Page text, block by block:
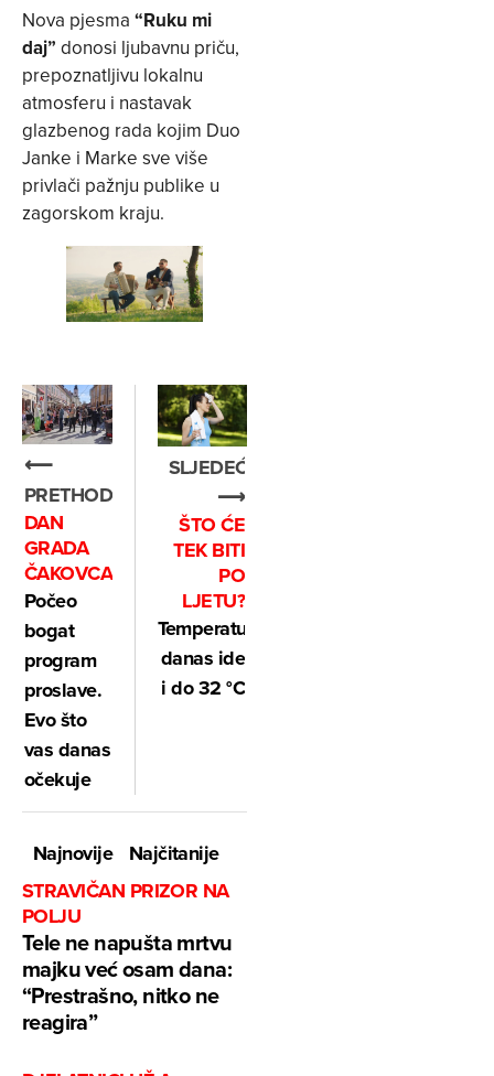
Nova pjesma “Ruku mi
daj” donosi ljubavnu priču,
prepoznatljivu lokalnu
atmosferu i nastavak
glazbenog rada kojim Duo
Janke i Marke sve više
privlači pažnju publike u
zagorskom kraju.
⟵
PRETHODNO
DAN
GRADA
ČAKOVCA
Počeo
bogat
program
proslave.
Evo što
vas danas
očekuje
SLJEDEĆE
⟶
ŠTO ĆE
TEK BITI
PO
LJETU?
Temperatura
danas ide
i do 32 °C
Najnovije
Najčitanije
STRAVIČAN PRIZOR NA
POLJU
Tele ne napušta mrtvu
majku već osam dana:
“Prestrašno, nitko ne
reagira”